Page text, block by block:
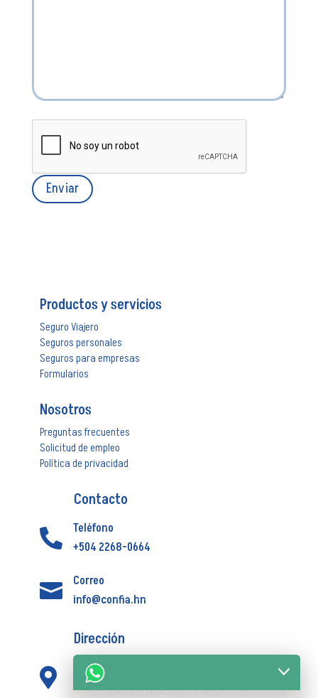
Productos y servicios
Seguro Viajero
Seguros personales
Seguros para empresas
Formularios
Nosotros
Preguntas frecuentes
Solicitud de empleo
Política de privacidad
Contacto

Teléfono
+504 2268-0664

Correo
info@confia.hn
Dirección

Centro Comercial Novacentro, Corporativo
los Proceres Torre Nova 1 piso 8 oficina 1